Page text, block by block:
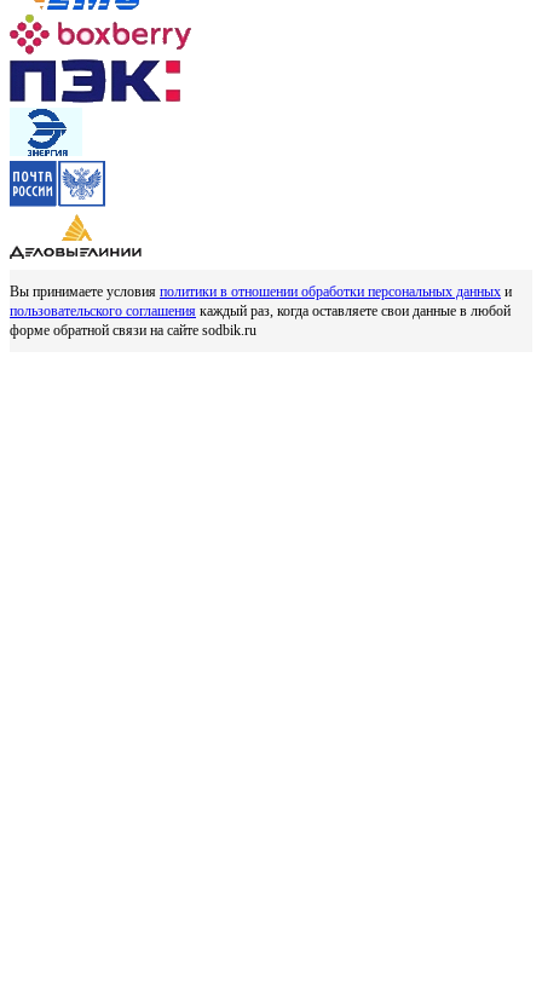
Вы принимаете условия политики в отношении обработки персональных данных и
пользовательского соглашения каждый раз, когда оставляете свои данные в любой
форме обратной связи на сайте sodbik.ru